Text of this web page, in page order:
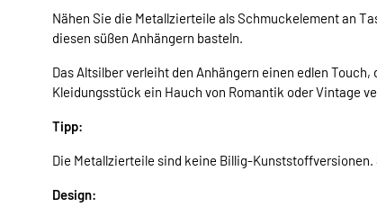
Nähen Sie die Metallzierteile als Schmuckelement an
diesen süßen Anhängern basteln.
Das Altsilber verleiht den Anhängern einen edlen
Kleidungsstück ein Hauch von Romantik oder Vintage
Tipp:
Die Metallzierteile sind keine Billig-Kunststoffversionen.
Design: